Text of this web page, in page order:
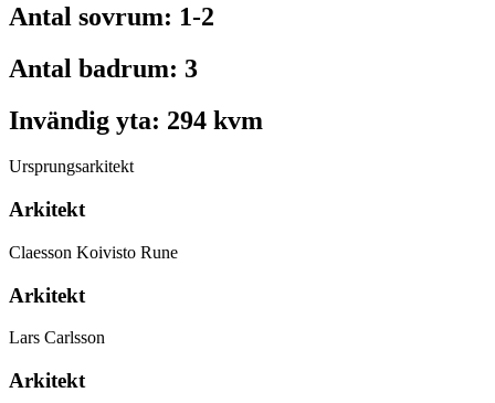
Antal sovrum: 1-2
Antal badrum: 3
Invändig yta: 294 kvm
Ursprungsarkitekt
Arkitekt
Claesson Koivisto Rune
Arkitekt
Lars Carlsson
Arkitekt